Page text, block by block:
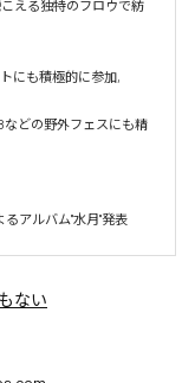
える独特のフロウで紡
にも積極的に参加,
どの野外フェスにも精
アルバム"水月"発表
ない